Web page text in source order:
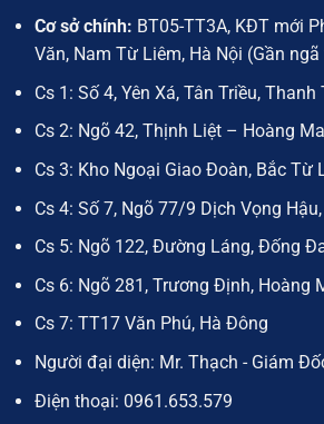
Cơ sở chính: BT05-TT3A, KĐT mới
Văn, Nam Từ Liêm, Hà Nội (Gần
Cs 1: Số 4, Yên Xá, Tân Triều, Thanh
Cs 2: Ngõ 42, Thịnh Liệt – Hoàng
Cs 3: Kho Ngoại Giao Đoàn, Bắc Từ
Cs 4: Số 7, Ngõ 77/9 Dịch Vọng
Cs 5: Ngõ 122, Đường Láng, Đống
Cs 6: Ngõ 281, Trương Định, Hoàng
Cs 7: TT17 Văn Phú, Hà Đông
Người đại diện: Mr. Thạch - Giám
Điện thoại: 0961.653.579